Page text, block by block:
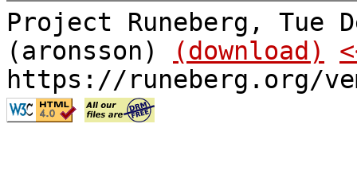
Project Runeberg, Tue
(aronsson)
(download)
https://runeberg.org/